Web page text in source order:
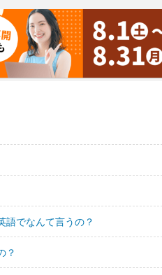
語でなんて言うの？
？